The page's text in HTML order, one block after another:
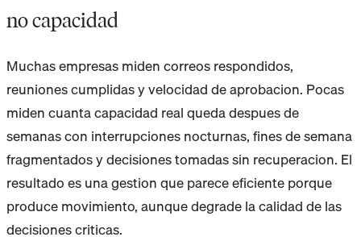
no capacidad
Muchas empresas miden correos respondidos,
reuniones cumplidas y velocidad de aprobacion. Pocas
miden cuanta capacidad real queda despues de
semanas con interrupciones nocturnas, fines de semana
fragmentados y decisiones tomadas sin recuperacion. El
resultado es una gestion que parece eficiente porque
produce movimiento, aunque degrade la calidad de las
decisiones criticas.